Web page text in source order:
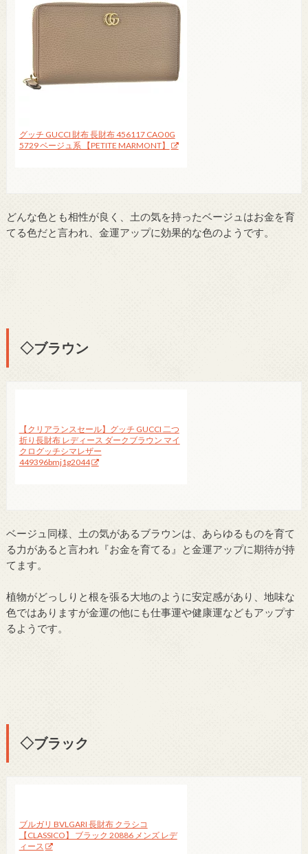
グッチ GUCCI 財布 長財布 456117 CAO0G
5729 ベージュ系 【PETITE MARMONT】
どんな色とも相性が良く、土の気を持ったベージュはお金を育
てる色だと言われ、金運アップに効果的な色のようです。
◇ブラウン
【クリアランスセール】グッチ GUCCI 二つ
折り長財布 レディース ダークブラウン マイ
クログッチシマレザー
449396bmj1g2044
ベージュ同様、土の気があるブラウンは、あらゆるものを育て
る力があると言われ『お金を育てる』と金運アップに期待が持
てます。
植物がどっしりと根を張る大地のように安定感があり、地味な
色ではありますが金運の他にも仕事運や健康運などもアップす
るようです。
◇ブラック
ブルガリ BVLGARI 長財布 クラシコ
【CLASSICO】 ブラック 20886 メンズ レデ
ィース